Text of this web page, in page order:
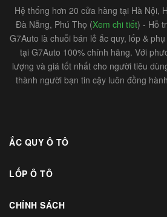
Hệ thống hơn 20 cửa hàng tại Hà Nội,
Đà Nẵng, Phú Thọ (Xem chi tiết) - Hỗ
G7Auto là chuỗi bán lẻ ắc quy, lốp &
tại G7Auto 100% chính hãng. Với
lượng và giá tốt nhất cho người tiêu
thành người bạn tin cậy luôn đồng
ẮC QUY Ô TÔ
LỐP Ô TÔ
CHÍNH SÁCH